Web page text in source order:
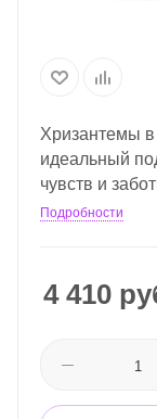
Хризантемы
идеальный
чувств и
Подробности
4 410